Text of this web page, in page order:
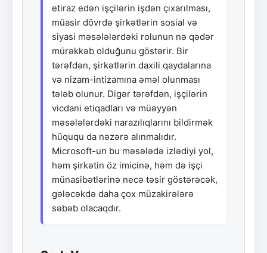
etiraz edən işçilərin işdən çıxarılması,
müasir dövrdə şirkətlərin sosial və
siyasi məsələlərdəki rolunun nə qədər
mürəkkəb olduğunu göstərir. Bir
tərəfdən, şirkətlərin daxili qaydalarına
və nizam-intizamına əməl olunması
tələb olunur. Digər tərəfdən, işçilərin
vicdani etiqadları və müəyyən
məsələlərdəki narazılıqlarını bildirmək
hüququ da nəzərə alınmalıdır.
Microsoft-un bu məsələdə izlədiyi yol,
həm şirkətin öz imicinə, həm də işçi
münasibətlərinə necə təsir göstərəcək,
gələcəkdə daha çox müzakirələrə
səbəb olacaqdır.